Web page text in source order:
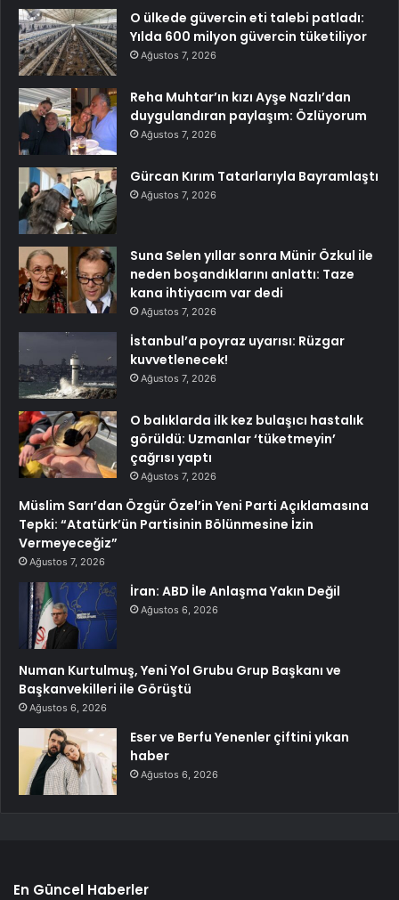
O ülkede güvercin eti talebi patladı:
Yılda 600 milyon güvercin tüketiliyor
Ağustos 7, 2026
Reha Muhtar’ın kızı Ayşe Nazlı’dan
duygulandıran paylaşım: Özlüyorum
Ağustos 7, 2026
Gürcan Kırım Tatarlarıyla Bayramlaştı
Ağustos 7, 2026
Suna Selen yıllar sonra Münir Özkul ile
neden boşandıklarını anlattı: Taze
kana ihtiyacım var dedi
Ağustos 7, 2026
İstanbul’a poyraz uyarısı: Rüzgar
kuvvetlenecek!
Ağustos 7, 2026
O balıklarda ilk kez bulaşıcı hastalık
görüldü: Uzmanlar ‘tüketmeyin’
çağrısı yaptı
Ağustos 7, 2026
Müslim Sarı’dan Özgür Özel’in Yeni Parti Açıklamasına
Tepki: “Atatürk’ün Partisinin Bölünmesine İzin
Vermeyeceğiz”
Ağustos 7, 2026
İran: ABD İle Anlaşma Yakın Değil
Ağustos 6, 2026
Numan Kurtulmuş, Yeni Yol Grubu Grup Başkanı ve
Başkanvekilleri ile Görüştü
Ağustos 6, 2026
Eser ve Berfu Yenenler çiftini yıkan
haber
Ağustos 6, 2026
En Güncel Haberler